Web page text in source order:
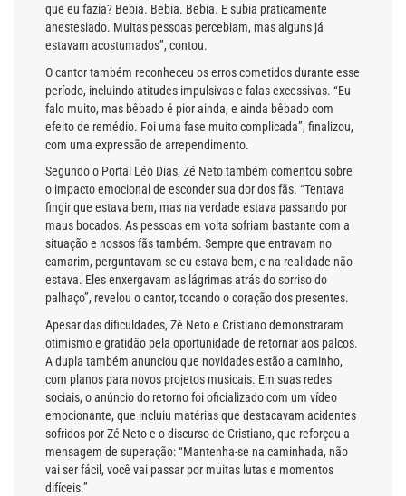
que eu fazia? Bebia. Bebia. Bebia. E subia praticamente
anestesiado. Muitas pessoas percebiam, mas alguns já
estavam acostumados”, contou.
O cantor também reconheceu os erros cometidos durante esse
período, incluindo atitudes impulsivas e falas excessivas. “Eu
falo muito, mas bêbado é pior ainda, e ainda bêbado com
efeito de remédio. Foi uma fase muito complicada”, finalizou,
com uma expressão de arrependimento.
Segundo o Portal Léo Dias, Zé Neto também comentou sobre
o impacto emocional de esconder sua dor dos fãs. “Tentava
fingir que estava bem, mas na verdade estava passando por
maus bocados. As pessoas em volta sofriam bastante com a
situação e nossos fãs também. Sempre que entravam no
camarim, perguntavam se eu estava bem, e na realidade não
estava. Eles enxergavam as lágrimas atrás do sorriso do
palhaço”, revelou o cantor, tocando o coração dos presentes.
Apesar das dificuldades, Zé Neto e Cristiano demonstraram
otimismo e gratidão pela oportunidade de retornar aos palcos.
A dupla também anunciou que novidades estão a caminho,
com planos para novos projetos musicais. Em suas redes
sociais, o anúncio do retorno foi oficializado com um vídeo
emocionante, que incluiu matérias que destacavam acidentes
sofridos por Zé Neto e o discurso de Cristiano, que reforçou a
mensagem de superação: “Mantenha-se na caminhada, não
vai ser fácil, você vai passar por muitas lutas e momentos
difíceis.”